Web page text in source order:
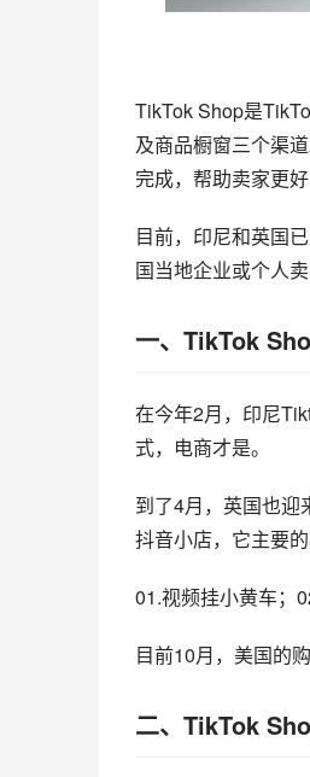
TikTok Shop是
及商品橱窗三个渠
完成，帮助卖家更
目前，印尼和英国
国当地企业或个人
一、TikTok
在今年2月，印尼
式，电商才是。
到了4月，英国也迎
抖音小店，它主要的
01.视频挂小黄车；
目前10月，美国的
二、TikTok